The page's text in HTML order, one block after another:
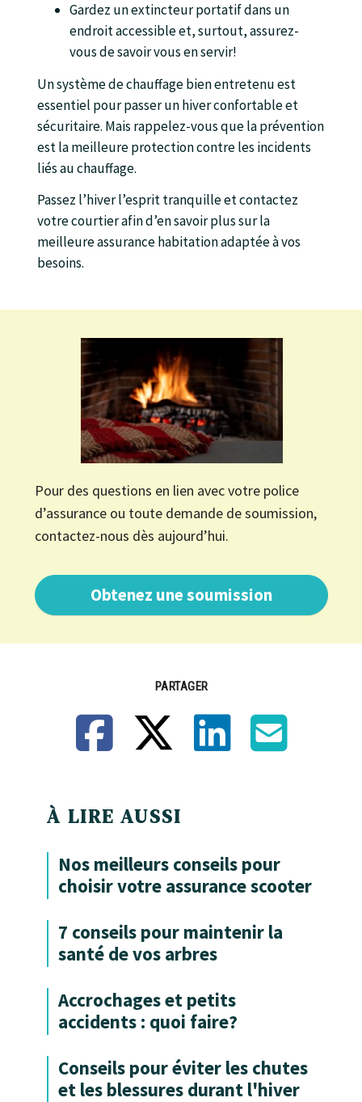
Gardez un extincteur portatif dans un
endroit accessible et, surtout, assurez-
vous de savoir vous en servir!
Un système de chauffage bien entretenu est
essentiel pour passer un hiver confortable et
sécuritaire. Mais rappelez-vous que la prévention
est la meilleure protection contre les incidents
liés au chauffage.
Passez l’hiver l’esprit tranquille et contactez
votre courtier afin d’en savoir plus sur la
meilleure assurance habitation adaptée à vos
besoins.
Pour des questions en lien avec votre police
d’assurance ou toute demande de soumission,
contactez-nous dès aujourd’hui.
Obtenez une soumission
PARTAGER
Facebook LinkedIn
À LIRE AUSSI
Nos meilleurs conseils pour
choisir votre assurance scooter
7 conseils pour maintenir la
santé de vos arbres
Accrochages et petits
accidents : quoi faire?
Conseils pour éviter les chutes
et les blessures durant l'hiver